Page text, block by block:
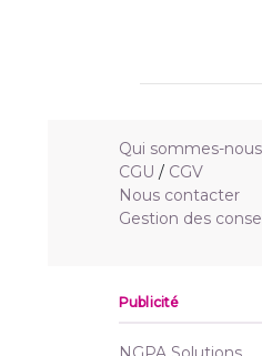
Qui sommes-nous
CGU / CGV
Nous contacter
Gestion des
Publicité